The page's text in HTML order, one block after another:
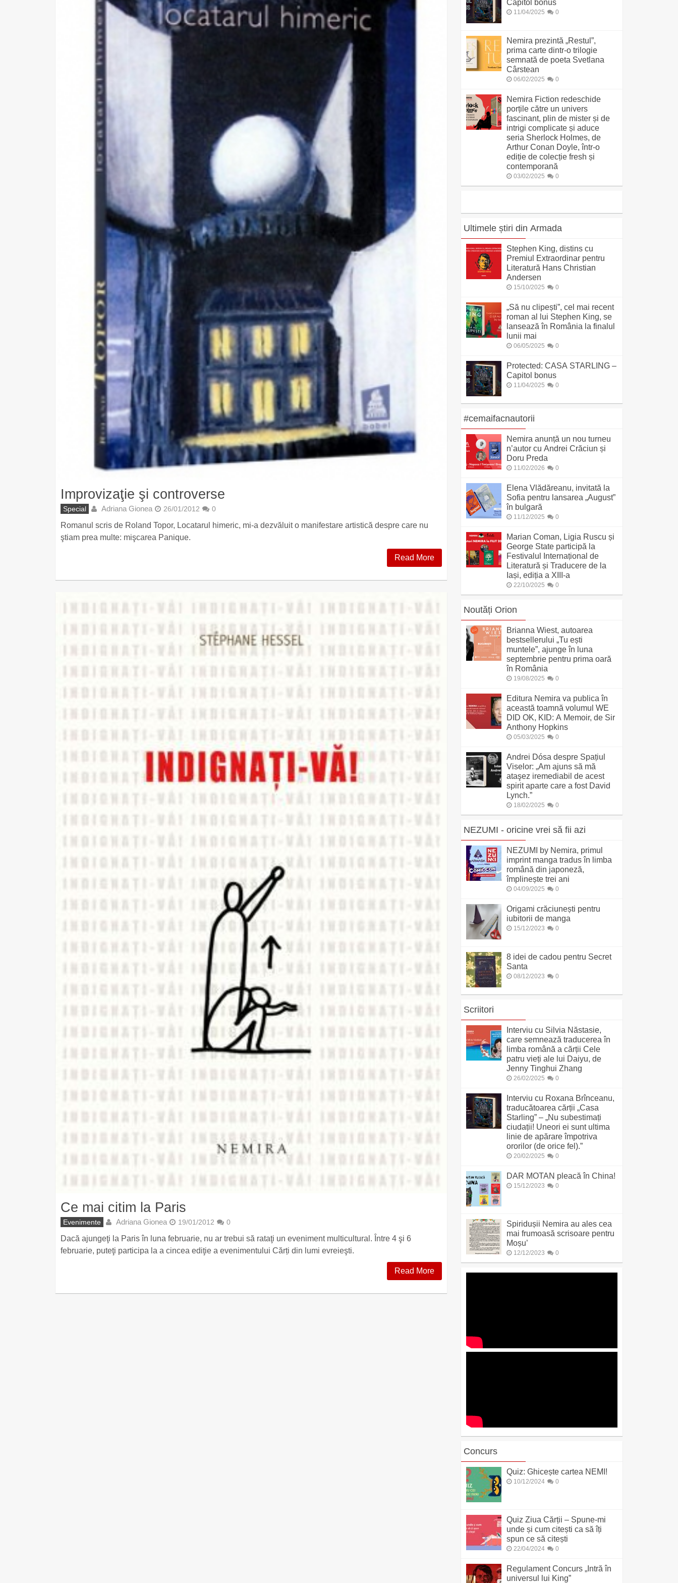
Improvizaţie şi controverse
Special Adriana Gionea 26/01/2012 0
Romanul scris de Roland Topor, Locatarul himeric, mi-a dezvăluit o manifestare artistică despre care nu
ştiam prea multe: mişcarea Panique.
Read More
Ce mai citim la Paris
Evenimente Adriana Gionea 19/01/2012 0
Dacă ajungeţi la Paris în luna februarie, nu ar trebui să rataţi un eveniment multicultural. Între 4 şi 6
februarie, puteţi participa la a cincea ediţie a evenimentului Cărți din lumi evreieşti.
Read More
Capitol bonus
11/04/2025 0
Nemira prezintă „Restul”,
prima carte dintr-o trilogie
semnată de poeta Svetlana
Cârstean
06/02/2025 0
Nemira Fiction redeschide
porțile către un univers
fascinant, plin de mister și de
intrigi complicate și aduce
seria Sherlock Holmes, de
Arthur Conan Doyle, într-o
ediție de colecție fresh și
contemporană
03/02/2025 0
Ultimele știri din Armada
Stephen King, distins cu
Premiul Extraordinar pentru
Literatură Hans Christian
Andersen
15/10/2025 0
„Să nu clipești”, cel mai recent
roman al lui Stephen King, se
lansează în România la finalul
lunii mai
06/05/2025 0
Protected: CASA STARLING –
Capitol bonus
11/04/2025 0
#cemaifacnautorii
Nemira anunță un nou turneu
n’autor cu Andrei Crăciun și
Doru Preda
11/02/2026 0
Elena Vlădăreanu, invitată la
Sofia pentru lansarea „August”
în bulgară
11/12/2025 0
Marian Coman, Ligia Ruscu și
George State participă la
Festivalul Internațional de
Literatură și Traducere de la
Iași, ediția a XIII-a
22/10/2025 0
Noutăți Orion
Brianna Wiest, autoarea
bestsellerului „Tu ești
muntele”, ajunge în luna
septembrie pentru prima oară
în România
19/08/2025 0
Editura Nemira va publica în
această toamnă volumul WE
DID OK, KID: A Memoir, de Sir
Anthony Hopkins
05/03/2025 0
Andrei Dósa despre Spațiul
Viselor: „Am ajuns să mă
ataşez iremediabil de acest
spirit aparte care a fost David
Lynch.”
18/02/2025 0
NEZUMI - oricine vrei să fii azi
NEZUMI by Nemira, primul
imprint manga tradus în limba
română din japoneză,
împlinește trei ani
04/09/2025 0
Origami crăciunești pentru
iubitorii de manga
15/12/2023 0
8 idei de cadou pentru Secret
Santa
08/12/2023 0
Scriitori
Interviu cu Silvia Năstasie,
care semnează traducerea în
limba română a cărții Cele
patru vieți ale lui Daiyu, de
Jenny Tinghui Zhang
26/02/2025 0
Interviu cu Roxana Brînceanu,
traducătoarea cărții „Casa
Starling” – „Nu subestimați
ciudații! Uneori ei sunt ultima
linie de apărare împotriva
ororilor (de orice fel).”
20/02/2025 0
DAR MOTAN pleacă în China!
15/12/2023 0
Spiridușii Nemira au ales cea
mai frumoasă scrisoare pentru
Moșu’
12/12/2023 0
Concurs
Quiz: Ghicește cartea NEMI!
10/12/2024 0
Quiz Ziua Cărții – Spune-mi
unde și cum citești ca să îți
spun ce să citești
22/04/2024 0
Regulament Concurs „Intră în
universul lui King”